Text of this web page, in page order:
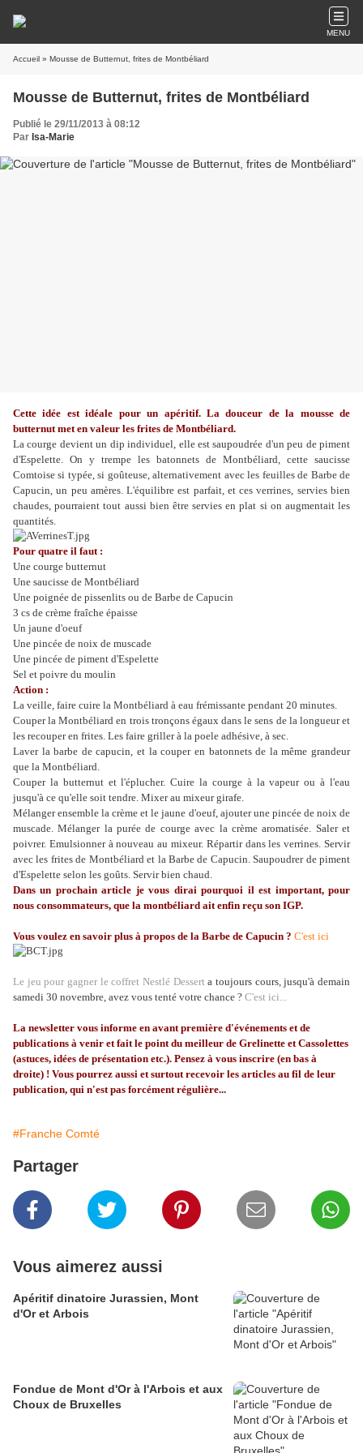
MENU
Accueil » Mousse de Butternut, frites de Montbéliard
Mousse de Butternut, frites de Montbéliard
Publié le 29/11/2013 à 08:12
Par Isa-Marie
Cette idée est idéale pour un apéritif. La douceur de la mousse de
butternut met en valeur les frites de Montbéliard.
La courge devient un dip individuel, elle est saupoudrée d'un peu de piment
d'Espelette. On y trempe les batonnets de Montbéliard, cette saucisse
Comtoise si typée, si goûteuse, alternativement avec les feuilles de Barbe de
Capucin, un peu amères. L'équilibre est parfait, et ces verrines, servies bien
chaudes, pourraient tout aussi bien être servies en plat si on augmentait les
quantités.
Pour quatre il faut :
Une courge butternut
Une saucisse de Montbéliard
Une poignée de pissenlits ou de Barbe de Capucin
3 cs de crème fraîche épaisse
Un jaune d'oeuf
Une pincée de noix de muscade
Une pincée de piment d'Espelette
Sel et poivre du moulin
Action :
La veille, faire cuire la Montbéliard à eau frémissante pendant 20 minutes.
Couper la Montbéliard en trois tronçons égaux dans le sens de la longueur et
les recouper en frites. Les faire griller à la poele adhésive, à sec.
Laver la barbe de capucin, et la couper en batonnets de la même grandeur
que la Montbéliard.
Couper la butternut et l'éplucher. Cuire la courge à la vapeur ou à l'eau
jusqu'à ce qu'elle soit tendre. Mixer au mixeur girafe.
Mélanger ensemble la crème et le jaune d'oeuf, ajouter une pincée de noix de
muscade. Mélanger la purée de courge avec la crème aromatisée. Saler et
poivrer. Emulsionner à nouveau au mixeur. Répartir dans les verrines. Servir
avec les frites de Montbéliard et la Barbe de Capucin. Saupoudrer de piment
d'Espelette selon les goûts. Servir bien chaud.
Dans un prochain article je vous dirai pourquoi il est important, pour
nous consommateurs, que la montbéliard ait enfin reçu son IGP.
Vous voulez en savoir plus à propos de la Barbe de Capucin ? C'est ici
Le jeu pour gagner le coffret Nestlé Desserta toujours cours, jusqu'à demain
samedi 30 novembre, avez vous tenté votre chance ? C'est ici...
La newsletter vous informe en avant première d'événements et de
publications à venir et fait le point du meilleur de Grelinette et Cassolettes
(astuces, idées de présentation etc.). Pensez à vous inscrire (en bas à
droite) ! Vous pourrez aussi et surtout recevoir les articles au fil de leur
publication, qui n'est pas forcément régulière...
#Franche Comté
Partager
Vous aimerez aussi
Apéritif dinatoire Jurassien, Mont
d'Or et Arbois
Fondue de Mont d'Or à l'Arbois et aux
Choux de Bruxelles